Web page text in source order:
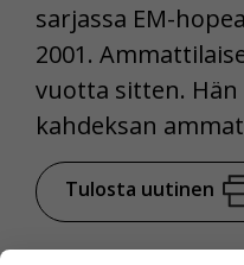
sarjassa EM-
2001.
vuotta sitten.
kahdeksan
Tulosta uutinen